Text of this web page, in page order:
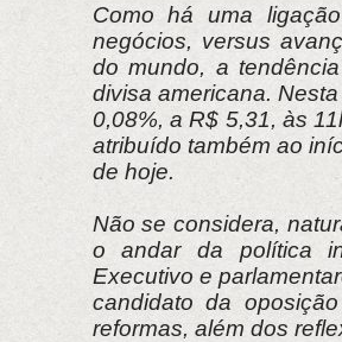
Como há uma
negócios, versus
do mundo, a
divisa americana.
0,08%, a R$ 5,31, às
atribuído também ao
de hoje.
Não se considera,
o andar da política
Executivo e
candidato da
reformas, além dos